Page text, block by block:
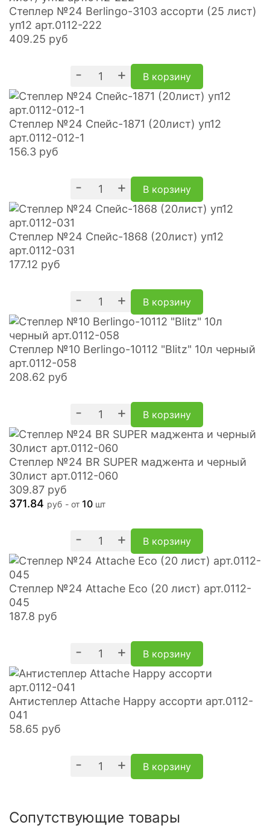
Степлер №24 Berlingo-3103 ассорти (25 лист)
уп12 арт.0112-222
409.25 руб
- + В корзину
Степлер №24 Спейс-1871 (20лист) уп12
арт.0112-012-1
156.3 руб
- + В корзину
Степлер №24 Спейс-1868 (20лист) уп12
арт.0112-031
177.12 руб
- + В корзину
Степлер №10 Berlingo-10112 "Blitz" 10л черный
арт.0112-058
208.62 руб
- + В корзину
Степлер №24 BR SUPER маджента и черный
30лист арт.0112-060
309.87 руб
371.84 руб - от 10 шт
- + В корзину
Степлер №24 Attache Eco (20 лист) арт.0112-
045
187.8 руб
- + В корзину
Антистеплер Attache Happy ассорти арт.0112-
041
58.65 руб
- + В корзину
Сопутствующие товары